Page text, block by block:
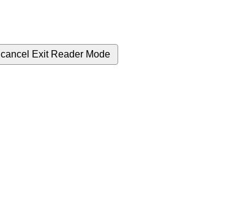
cancel Exit Reader Mode